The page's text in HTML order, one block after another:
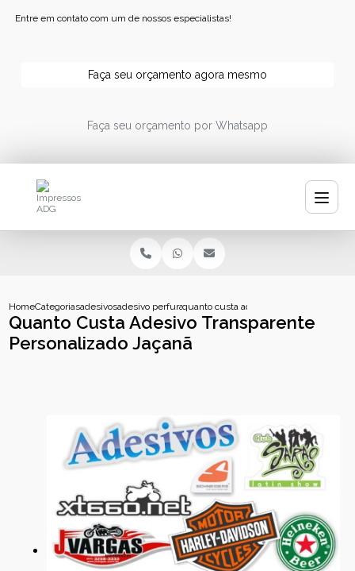
Entre em contato com um de nossos especialistas!
Faça seu orçamento agora mesmo
Faça seu orçamento por Whatsapp
HomeCategoriasadesivosadesivo perfurado personalizadoquanto custa adesivo transparente
Quanto Custa Adesivo Transparente
Personalizado Jaçanã